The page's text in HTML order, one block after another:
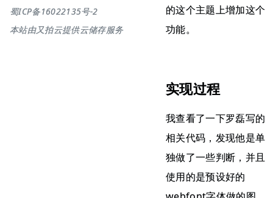
蜀ICP备16022135号-2
本站由又拍云提供云储存服务
的这个主题上增加这个
功能。
实现过程
我查看了一下罗磊写的
相关代码，发现他是单
独做了一些判断，并且
使用的是预设好的